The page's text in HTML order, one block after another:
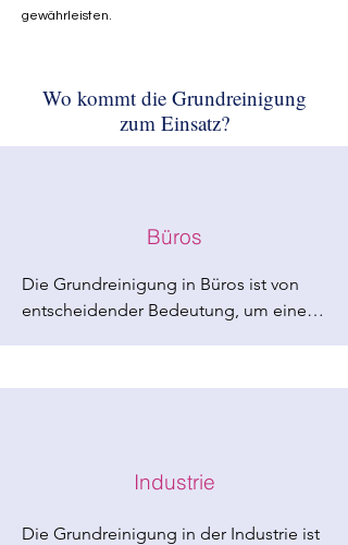
gewährleisten.
Wo kommt die Grundreinigung
zum Einsatz?
Büros
Die Grundreinigung in Büros ist von
entscheidender Bedeutung, um eine
Industrie
Die Grundreinigung in der Industrie ist